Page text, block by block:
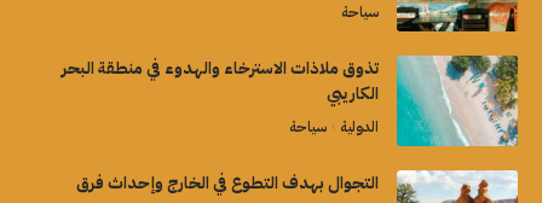
سياحة
تذوق ملاذات الاسترخاء والهدوء في منطقة البحر
الكاريبي
الدولية سياحة
التجوال بهدف التطوع في الخارج وإحداث فرق